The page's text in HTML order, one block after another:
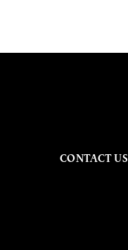
CONTACT US